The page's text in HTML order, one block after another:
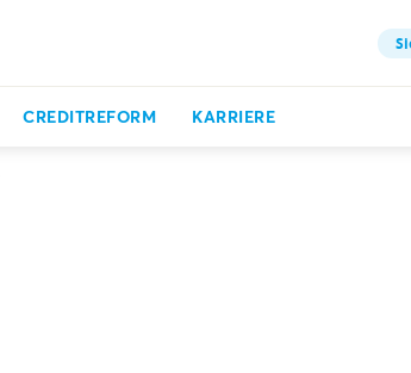
CREDITREFORM KARRIERE